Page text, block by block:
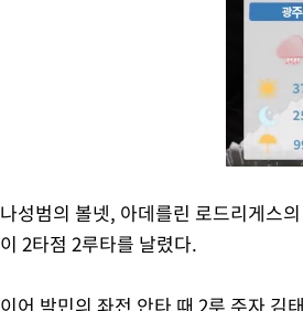
나성범의 볼넷, 아데를린 로드리게스
이 2타점 2루타를 날렸다.
이어 박민의 좌전 안타 때 2루 주자 김